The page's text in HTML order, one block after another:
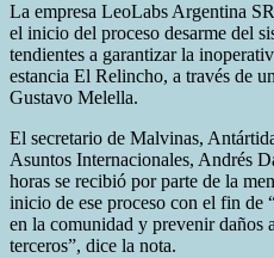
La empresa LeoLabs Argentina
el inicio del proceso desarme del
tendientes a garantizar la
estancia El Relincho, a través de
Gustavo Melella.
El secretario de Malvinas,
Asuntos Internacionales, Andrés
horas se recibió por parte de la
inicio de ese proceso con el fin de
en la comunidad y prevenir daños
terceros”, dice la nota.